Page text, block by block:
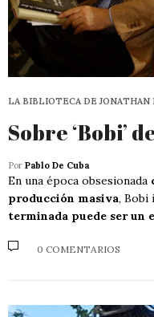
LA BIBLIOTECA DE JONATHAN
Sobre ‘Bobi’
Por Pablo De Cuba
En una época obsesionada
producción masiva, Bobi
terminada puede ser un
0 COMENTARIOS